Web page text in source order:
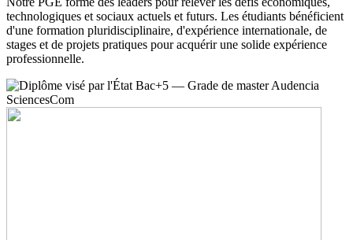
technologiques et sociaux actuels et futurs. Les étudiants bénéficient
d'une formation pluridisciplinaire, d'expérience internationale, de
stages et de projets pratiques pour acquérir une solide expérience
professionnelle.